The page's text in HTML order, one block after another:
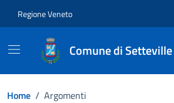
Regione Veneto
Comune di Setteville
Home / Argomenti